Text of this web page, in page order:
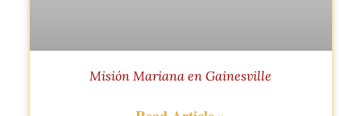
Misión Mariana en Gainesville